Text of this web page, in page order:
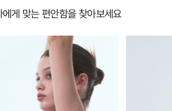
게 맞는 편안함을 찾아보세요